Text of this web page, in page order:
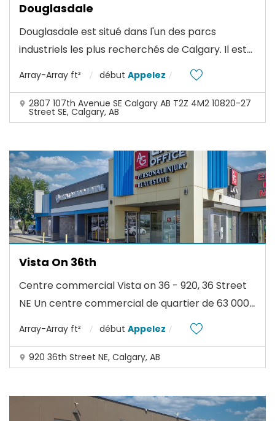
Douglasdale
Douglasdale est situé dans l'un des parcs
industriels les plus recherchés de Calgary. Il est...
Array-Array ft² début Appelez
2807 107th Avenue SE Calgary AB T2Z 4M2 10820-27
Street SE, Calgary, AB
Vista On 36th
Centre commercial Vista on 36 - 920, 36 Street
NE Un centre commercial de quartier de 63 000...
Array-Array ft² début Appelez
920 36th Street NE, Calgary, AB